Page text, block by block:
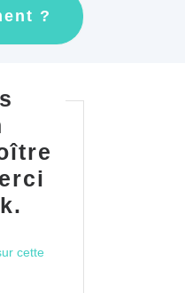
?
GET
AN
cette